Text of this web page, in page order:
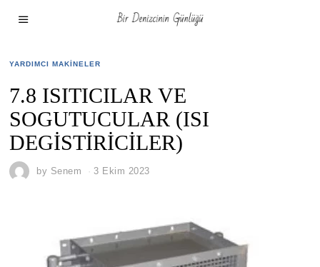
YARDIMCI MAKINELER
7.8 ISITICILAR VE
SOGUTUCULAR (ISI
DEGİSTİRİCİLER)
by Senem 3 Ekim 2023